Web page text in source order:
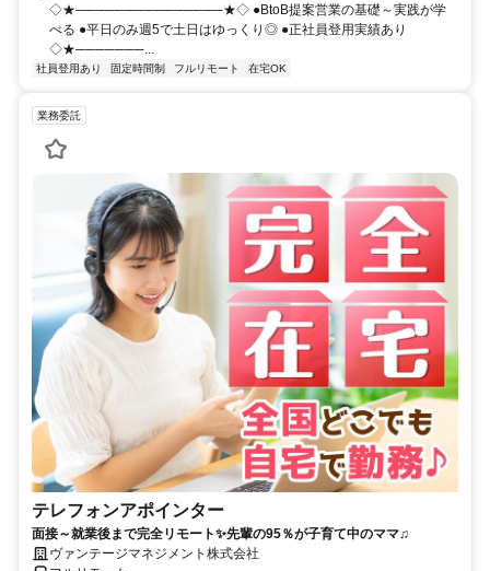
◇★───────────────★◇ ●BtoB提案営業の基礎～実践が学
べる ●平日のみ週5で土日はゆっくり◎ ●正社員登用実績あり
◇★───────...
社員登用あり 固定時間制 フルリモート 在宅OK
業務委託
テレフォンアポインター
面接～就業後まで完全リモート✨先輩の95％が子育て中のママ♫
ヴァンテージマネジメント株式会社